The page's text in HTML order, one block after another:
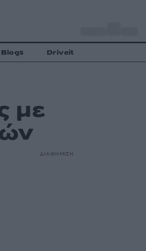
Blogs Driveit
με
ΔΙΑΦΗΜΙΣΗ